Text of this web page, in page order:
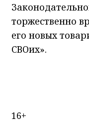
торжественно
его новых
СВОих».
16+